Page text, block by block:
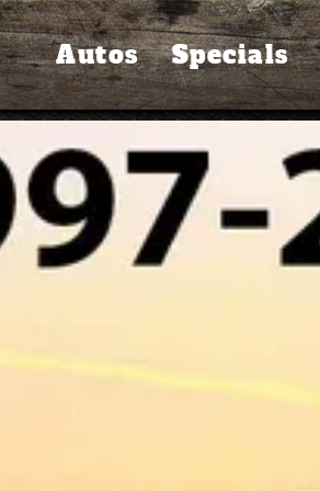
Autos Specials